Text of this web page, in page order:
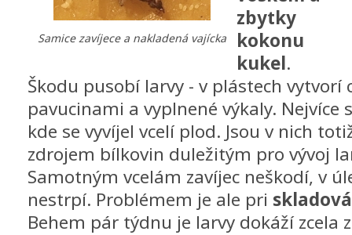
Samice zavíjece a nakladená vajícka
zbytky
kokonu
kukel.
Škodu pusobí larvy - v plástech vytvorí
pavucinami a vyplnené výkaly. Nejvíce
kde se vyvíjel vcelí plod. Jsou v nich
zdrojem bílkovin duležitým pro vývoj
Samotným vcelám zavíjec neškodí, v
nestrpí. Problémem je ale pri
Behem pár týdnu je larvy dokáží zcela